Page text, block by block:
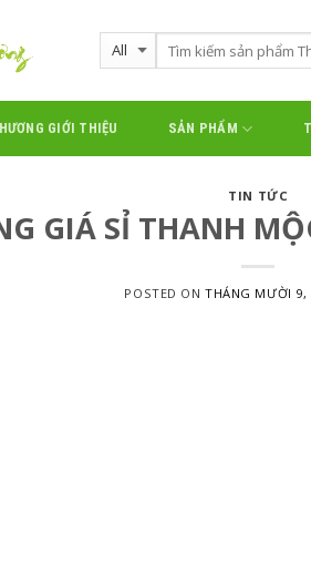
GIỚI THIỆU SẢN PHẨM
TIN TỨC
GIÁ SỈ THANH
POSTED ONTHÁNG MƯỜI 9,